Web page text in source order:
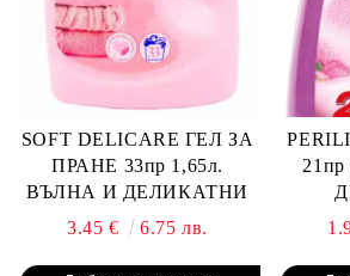
SOFT DELICARE ГЕЛ ЗА
ПРАНЕ 33пр 1,65л.
ВЪЛНА И ДЕЛИКАТНИ
3.45 €
6.75 лв.